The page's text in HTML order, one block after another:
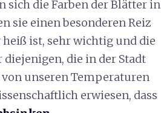
sich die Farben der Blätter in
sie einen besonderen Reiz
heiß ist, sehr wichtig und die
die in der Stadt
unseren Temperaturen
erwiesen, dass